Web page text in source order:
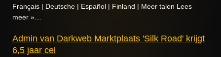
Français | Deutsche | Español | Finland | Meer talen Lees
meer »…
Admin van Darkweb Marktplaats 'Silk Road' krijgt
6,5 jaar cel